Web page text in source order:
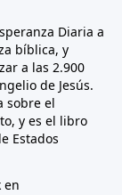
Diaria a
bíblica, y
a las 2.900
de Jesús.
sobre el
y es el libro
Estados
en